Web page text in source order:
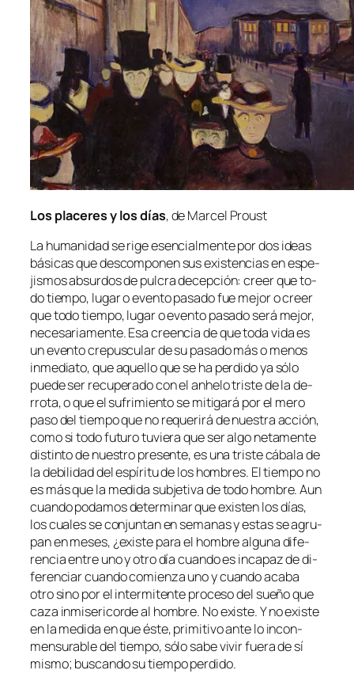
Los pla­ce­res y los días, de Marcel Proust
La hu­ma­ni­dad se ri­ge esen­cial­men­te por dos ideas
bá­si­cas que des­com­po­nen sus exis­ten­cias en es­pe­
jis­mos ab­sur­dos de pul­cra de­cep­ción: creer que to­
do tiem­po, lu­gar o even­to pa­sa­do fue me­jor o creer
que to­do tiem­po, lu­gar o even­to pa­sa­do se­rá me­jor,
ne­ce­sa­ria­men­te. Esa creen­cia de que to­da vi­da es
un even­to cre­pus­cu­lar de su pa­sa­do más o me­nos
in­me­dia­to, que aque­llo que se ha per­di­do ya só­lo
pue­de ser re­cu­pe­ra­do con el anhe­lo tris­te de la de­
rro­ta, o que el su­fri­mien­to se mi­ti­ga­rá por el me­ro
pa­so del tiem­po que no re­que­ri­rá de nues­tra ac­ción,
co­mo si to­do fu­tu­ro tu­vie­ra que ser al­go ne­ta­men­te
dis­tin­to de nues­tro pre­sen­te, es una tris­te cá­ba­la de
la de­bi­li­dad del es­pí­ri­tu de los hom­bres. El tiem­po no
es más que la me­di­da sub­je­ti­va de to­do hom­bre. Aun
cuan­do po­da­mos de­ter­mi­nar que exis­ten los días,
los cua­les se con­jun­tan en se­ma­nas y es­tas se agru­
pan en me­ses, ¿exis­te pa­ra el hom­bre al­gu­na di­fe­
ren­cia en­tre uno y otro día cuan­do es in­ca­paz de di­
fe­ren­ciar cuan­do co­mien­za uno y cuan­do aca­ba
otro sino por el in­ter­mi­ten­te pro­ce­so del sue­ño que
ca­za in­mi­se­ri­cor­de al hom­bre. No exis­te. Y no exis­te
en la me­di­da en que és­te, pri­mi­ti­vo an­te lo in­con­
men­su­ra­ble del tiem­po, só­lo sa­be vi­vir fue­ra de sí
mis­mo; bus­can­do su tiem­po perdido.